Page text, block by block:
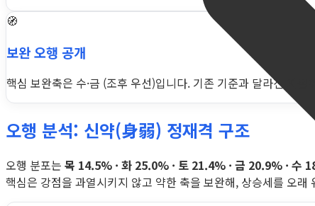
🧭
보완 오행 공개
핵심 보완축은 수·금 (조후 우선)입니다. 기존 기준과 달라진 지
오행 분석: 신약(身弱) 정재격 구조
오행 분포는 목 14.5% · 화 25.0% · 토 21.4% · 금 20.9% · 수
핵심은 강점을 과열시키지 않고 약한 축을 보완해, 상승세를 오래